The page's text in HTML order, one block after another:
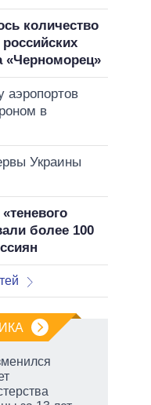
количество
«Черноморец»
аэропортов
в
Украины
более 100